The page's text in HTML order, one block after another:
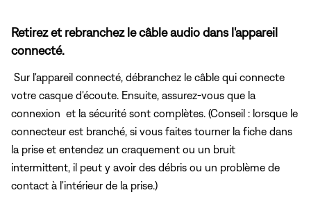
Retirez et rebranchez le câble audio dans l'appareil
connecté.
Sur l'appareil connecté, débranchez le câble qui connecte
votre casque d'écoute. Ensuite, assurez-vous que la
connexion et la sécurité sont complètes. (Conseil : lorsque le
connecteur est branché, si vous faites tourner la fiche dans
la prise et entendez un craquement ou un bruit
intermittent, il peut y avoir des débris ou un problème de
contact à l'intérieur de la prise.)